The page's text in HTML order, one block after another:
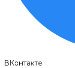
ВКонтакте